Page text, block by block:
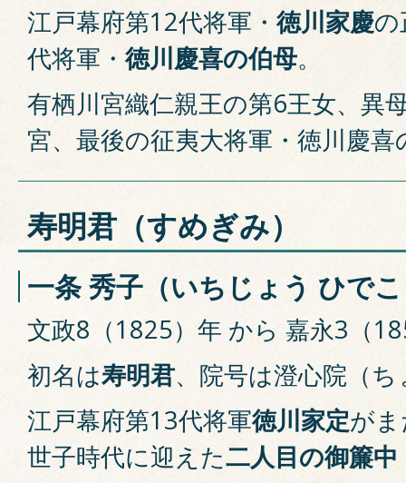
江戸幕府第12代将軍・徳川家慶
代将軍・徳川慶喜の伯母。
有栖川宮織仁親王の第6王女、異
宮、最後の征夷大将軍・徳川慶喜
寿明君（すめぎみ）
一条 秀子（いちじょう ひで
文政8（1825）年 から 嘉永3（
初名は寿明君、院号は澄心院（
江戸幕府第13代将軍徳川家定が
世子時代に迎えた二人目の御簾中